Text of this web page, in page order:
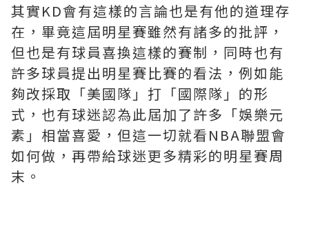
其實KD會有這樣的言論也是有他的道理存
在，畢竟這屆明星賽雖然有諸多的批評，
但也是有球員喜換這樣的賽制，同時也有
許多球員提出明星賽比賽的看法，例如能
夠改採取「美國隊」打「國際隊」的形
式，也有球迷認為此屆加了許多「娛樂元
素」相當喜愛，但這一切就看NBA聯盟會
如何做，再帶給球迷更多精彩的明星賽周
末。